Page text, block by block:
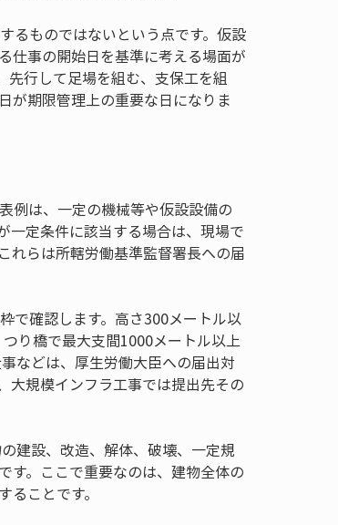
るものではないという点です。仮設
仕事の開始日を基準に考える場面が
先行して足場を組む、支保工を組
が期限管理上の重要な日になりま
例は、一定の機械等や仮設設備の
一定条件に該当する場合は、現場で
れらは所轄労働基準監督署長への届
で確認します。高さ300メートル以
り橋で最大支間1000メートル以上
などは、厚生労働大臣への届出対
大規模インフラ工事では提出先その
建設、改造、解体、破壊、一定規
す。ここで重要なのは、建物全体の
ことです。